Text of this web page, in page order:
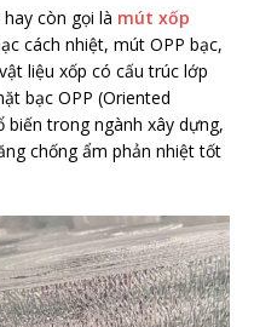
còn gọi là mút xốp
cách nhiệt, mút OPP bạc,
liệu xốp có cấu trúc lớp
bạc OPP (Oriented
biến trong ngành xây dựng,
chống ẩm phản nhiệt tốt